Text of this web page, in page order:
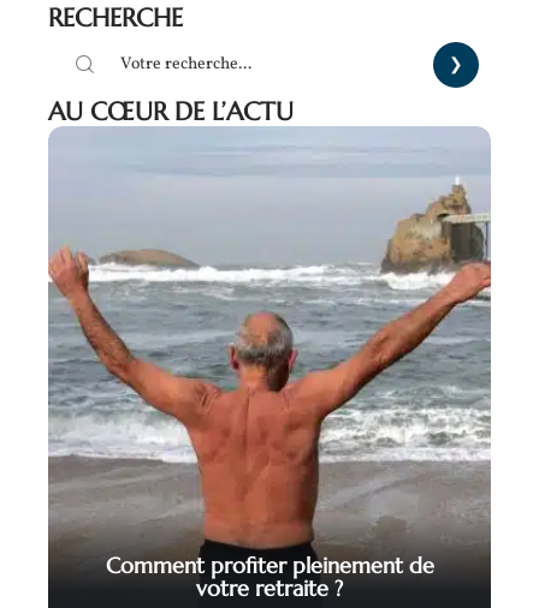
RECHERCHE
AU CŒUR DE L’ACTU
Comment profiter pleinement de
votre retraite ?